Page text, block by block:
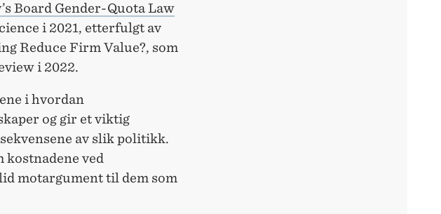
Board Gender-Quota Law
i 2021, etterfulgt av
Reduce Firm Value?, som
i 2022.
i hvordan
og gir et viktig
av slik politikk.
ved
motargument til dem som